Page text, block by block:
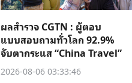
ผลสำรวจ CGTN : ผู้ตอบ
แบบสอบถามทั่วโลก 92.9%
จับตากระแส “China Travel”
2026-08-06 03:33:46